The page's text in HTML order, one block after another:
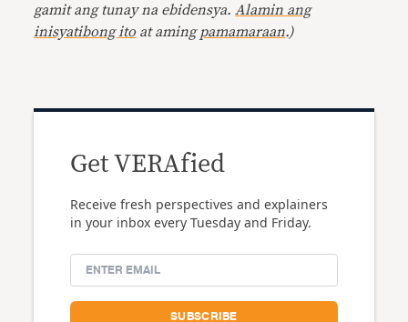
gamit ang tunay na ebidensya. Alamin ang
inisyatibong ito at aming pamamaraan.)
Get VERAfied
Receive fresh perspectives and explainers
in your inbox every Tuesday and Friday.